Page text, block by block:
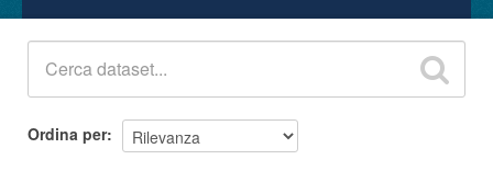
Gruppi
Ordina per